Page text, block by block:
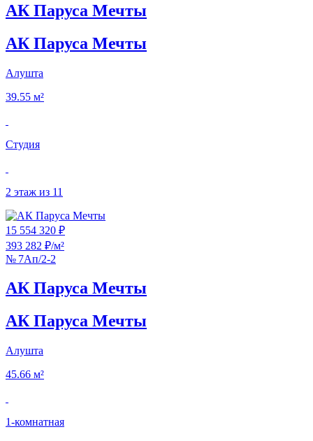
АК Паруса Мечты
АК Паруса Мечты
Алушта
39.55 м²
Студия
2 этаж из 11
15 554 320 ₽
393 282 ₽/м²
№ 7Ап/2-2
АК Паруса Мечты
АК Паруса Мечты
Алушта
45.66 м²
1‑комнатная